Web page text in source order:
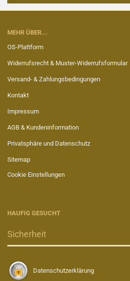
MEHR ÜBER...
OS-Plattform
Widerrufsrecht & Muster-Widerrufsformular
Versand- & Zahlungsbedingungen
Kontakt
Impressum
AGB & Kundeninformation
Privatsphäre und Datenschutz
Sitemap
Cookie Einstellungen
HAUFIG GESUCHT
Sicherheit
Datenschutzerklärung